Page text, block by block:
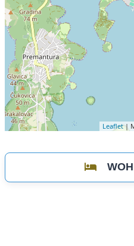
Leaflet|